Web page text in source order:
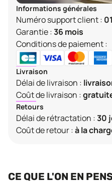
Informations générales
Numéro support client :
Garantie :36 mois
Conditions de paiement :
Livraison
Délai de livraison :
Coût de livraison :
Retours
Délai de rétractation :30
Coût de retour :à la
CE QUE L'ON EN